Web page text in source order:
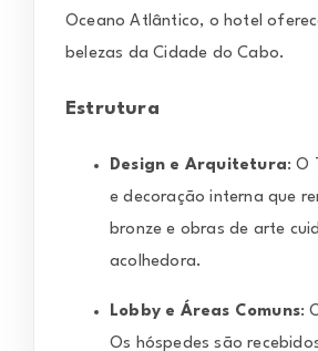
Oceano Atlântico, o hotel
belezas da Cidade do Cabo.
Estrutura
Design e Arquitetura: O
e decoração interna que
bronze e obras de arte
acolhedora.
Lobby e Áreas Comuns:
Os hóspedes são